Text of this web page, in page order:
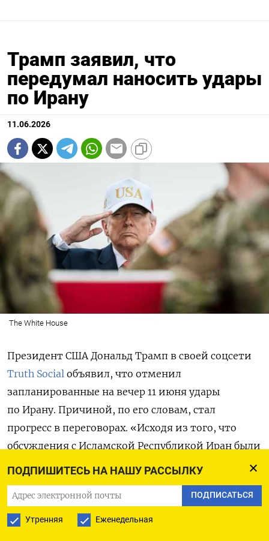
ПОДПИШИТЕСЬ НА НАШУ РАССЫЛКУ
ПОДПИСАТЬСЯ
Утренняя Еженедельная
Трамп заявил, что
передумал наносить удары
по Ирану
11.06.2026
The White House
Президент США Дональд Трамп в своей соцсети
Truth Social объявил, что отменил
запланированные на вечер 11 июня удары
по Ирану. Причиной, по его словам, стал
прогресс в переговорах. «Исходя из того, что
обсуждения с Исламской Республикой Иран были
доведены до высшего руководства Ирана
на сегодняшний вечер удары», — написал Трамп.
Он добавил, что окончательные пункты сделки